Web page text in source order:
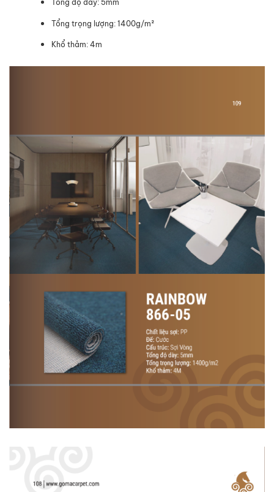
Tổng độ dày: 5mm
Tổng trọng lượng: 1400g/m²
Khổ thảm: 4m